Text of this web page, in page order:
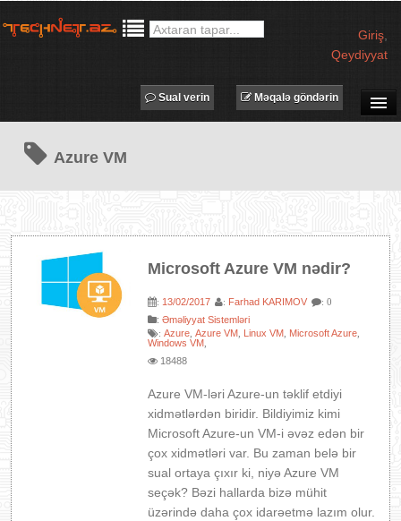
Giriş
Qeydiyyat
MƏQALƏLƏR
PROQRAMLAR
AVADANLIQLAR
IT LÜĞƏT
Məqalə göndərin
Sual verin
Azure VM
Microsoft Azure VM nədir?
: 13/02/2017 : Farhad KARIMOV : 0
:Əməliyyat Sistemləri
:Azure ,Azure VM Linux VM Microsoft Azure
Windows VM
18488
Azure VM-ləri Azure-un təklif etdiyi
xidmətlərdən biridir. Bildiyimiz kimi
Microsoft Azure-un VM-i əvəz edən bir
çox xidmətləri var. Bu zaman belə bir
sual ortaya çıxır ki, niyə Azure VM
seçək? Bəzi hallarda bizə mühit
üzərində daha çox idarəetmə lazım olur.